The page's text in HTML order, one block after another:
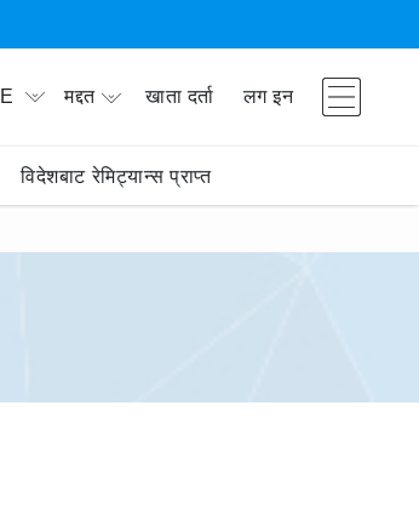
मद्दत खाता दर्ता लग इन
विदेशबाट रेमिट्यान्स प्राप्त